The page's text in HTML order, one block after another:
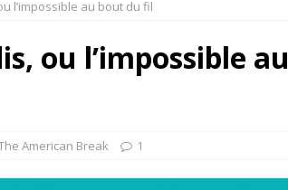
l’impossible au bout du fil
ou l’impossible au
American Break 1